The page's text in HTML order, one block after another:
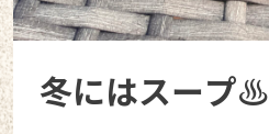
冬にはスープ♨